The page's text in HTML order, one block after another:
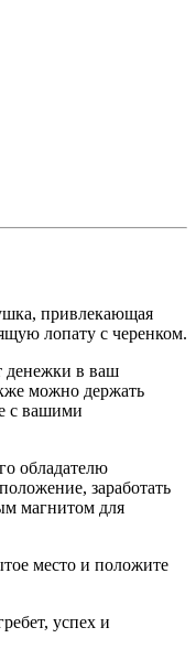
привлекающая
лопату с черенком.
денежки в ваш
можно держать
с вашими
обладателю
заработать
магнитом для
место и положите
успех и